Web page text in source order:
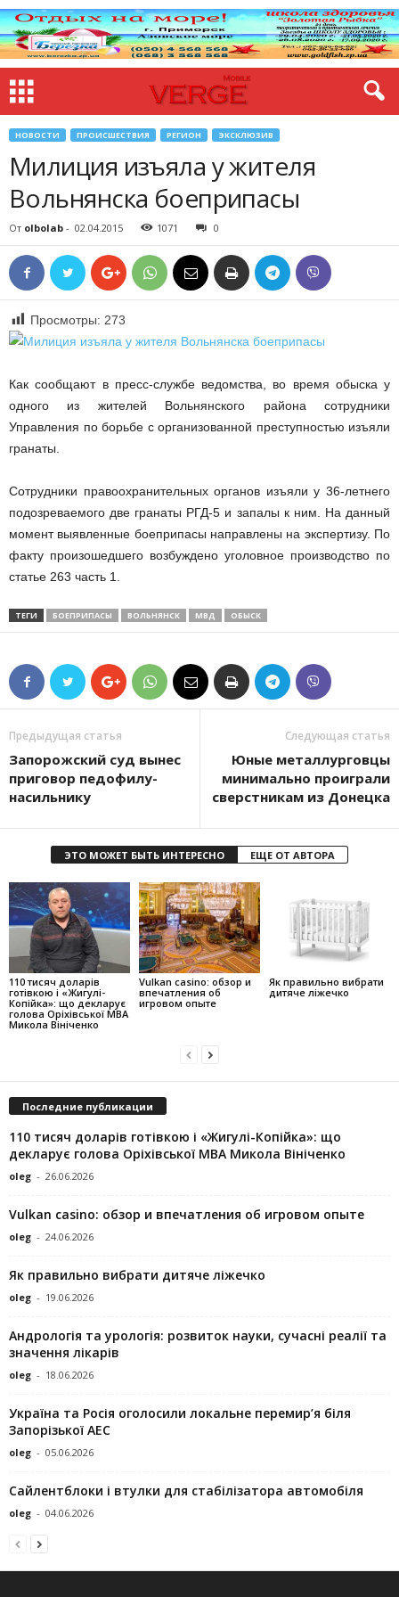
НОВОСТИ ПРОИСШЕСТВИЯ РЕГИОН ЭКСКЛЮЗИВ
Милиция изъяла у жителя
Вольнянска боеприпасы
От olbolab - 02.04.2015 1071 0
Просмотры: 273
Как сообщают в пресс-службе ведомства, во время обыска у
одного из жителей Вольнянского района сотрудники
Управления по борьбе с организованной преступностью изъяли
гранаты.
Сотрудники правоохранительных органов изъяли у 36-летнего
подозреваемого две гранаты РГД-5 и запалы к ним. На данный
момент выявленные боеприпасы направлены на экспертизу. По
факту произошедшего возбуждено уголовное производство по
статье 263 часть 1.
ТЕГИ БОЕПРИПАСЫ ВОЛЬНЯНСК МВД ОБЫСК
Предыдущая статья
Запорожский суд вынес
приговор педофилу-
насильнику
Следующая статья
Юные металлурговцы
минимально проиграли
сверстникам из Донецка
ЭТО МОЖЕТ БЫТЬ ИНТЕРЕСНО ЕЩЕ ОТ АВТОРА
110 тисяч доларів
готівкою і «Жигулі-
Копійка»: що декларує
голова Оріхівської МВА
Микола Вініченко
Vulkan casino: обзор и
впечатления об
игровом опыте
Як правильно вибрати
дитяче ліжечко
Последние публикации
110 тисяч доларів готівкою і «Жигулі-Копійка»: що
декларує голова Оріхівської МВА Микола Вініченко
oleg - 26.06.2026
Vulkan casino: обзор и впечатления об игровом опыте
oleg - 24.06.2026
Як правильно вибрати дитяче ліжечко
oleg - 19.06.2026
Андрологія та урологія: розвиток науки, сучасні реалії та
значення лікарів
oleg - 18.06.2026
Україна та Росія оголосили локальне перемир’я біля
Запорізької АЕС
oleg - 05.06.2026
Сайлентблоки і втулки для стабілізатора автомобіля
oleg - 04.06.2026